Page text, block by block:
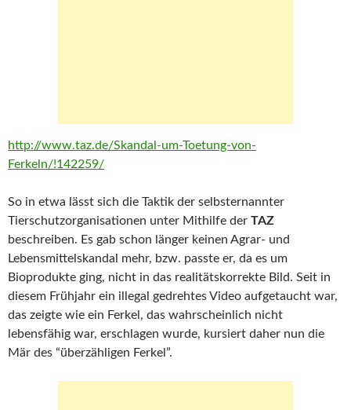
http://www.taz.de/Skandal-um-Toetung-von-
Ferkeln/!142259/
So in etwa lässt sich die Taktik der selbsternannter
Tierschutzorganisationen unter Mithilfe der TAZ
beschreiben. Es gab schon länger keinen Agrar- und
Lebensmittelskandal mehr, bzw. passte er, da es um
Bioprodukte ging, nicht in das realitätskorrekte Bild. Seit in
diesem Frühjahr ein illegal gedrehtes Video aufgetaucht war,
das zeigte wie ein Ferkel, das wahrscheinlich nicht
lebensfähig war, erschlagen wurde, kursiert daher nun die
Mär des “überzähligen Ferkel”.